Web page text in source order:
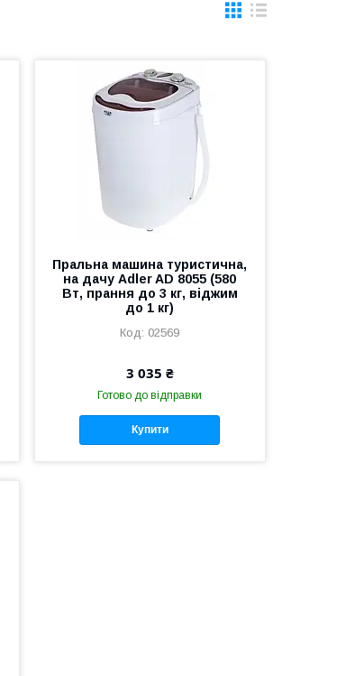
Пральна машина туристична,
на дачу Adler AD 8055 (580
Вт, прання до 3 кг, віджим
до 1 кг)
02569
3 035 ₴
Готово до відправки
Купити